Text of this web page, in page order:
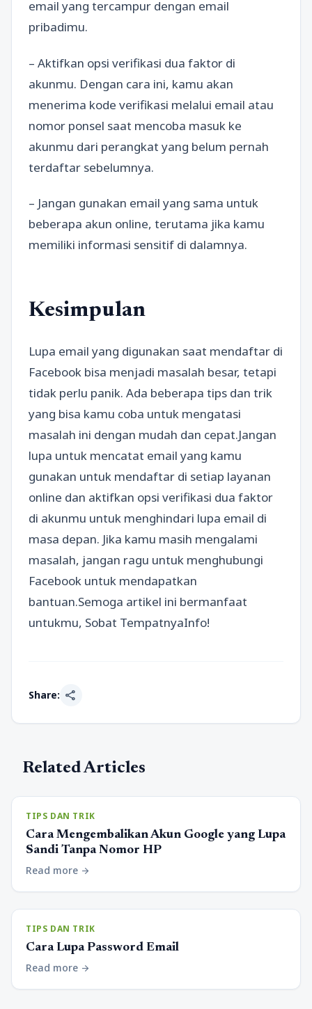
email yang tercampur dengan email
pribadimu.
– Aktifkan opsi verifikasi dua faktor di
akunmu. Dengan cara ini, kamu akan
menerima kode verifikasi melalui email atau
nomor ponsel saat mencoba masuk ke
akunmu dari perangkat yang belum pernah
terdaftar sebelumnya.
– Jangan gunakan email yang sama untuk
beberapa akun online, terutama jika kamu
memiliki informasi sensitif di dalamnya.
Kesimpulan
Lupa email yang digunakan saat mendaftar di
Facebook bisa menjadi masalah besar, tetapi
tidak perlu panik. Ada beberapa tips dan trik
yang bisa kamu coba untuk mengatasi
masalah ini dengan mudah dan cepat.Jangan
lupa untuk mencatat email yang kamu
gunakan untuk mendaftar di setiap layanan
online dan aktifkan opsi verifikasi dua faktor
di akunmu untuk menghindari lupa email di
masa depan. Jika kamu masih mengalami
masalah, jangan ragu untuk menghubungi
Facebook untuk mendapatkan
bantuan.Semoga artikel ini bermanfaat
untukmu, Sobat TempatnyaInfo!
Share: share
Related Articles
TIPS DAN TRIK
Cara Mengembalikan Akun Google yang Lupa
Sandi Tanpa Nomor HP
Read more arrow_forward
TIPS DAN TRIK
Cara Lupa Password Email
Read more arrow_forward